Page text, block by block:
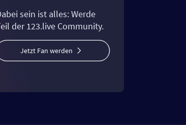
sein ist alles: Werde
der 123.live Community.
Jetzt Fan werden